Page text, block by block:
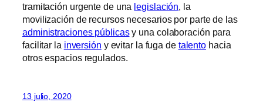
tramitación urgente de una legislación, la
movilización de recursos necesarios por parte de las
administraciones públicasy una colaboración para
facilitar la inversión y evitar la fuga de talento hacia
otros espacios regulados.
13 julio, 2020